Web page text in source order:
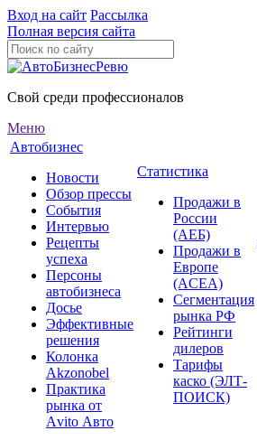
Вход на сайт Рассылка
Полная версия сайта
Свой среди профессионалов
Меню
Автобизнес
Новости
Обзор прессы
События
Интервью
Рецепты
успеха
Персоны
автобизнеса
Досье
Эффективные
решения
Колонка
Akzonobel
Практика
рынка от
Аvito Авто
Статистика
Продажи в
России
(АЕБ)
Продажи в
Европе
(ACEA)
Сегментация
рынка РФ
Рейтинги
дилеров
Тарифы
каско (ЭЛТ-
ПОИСК)